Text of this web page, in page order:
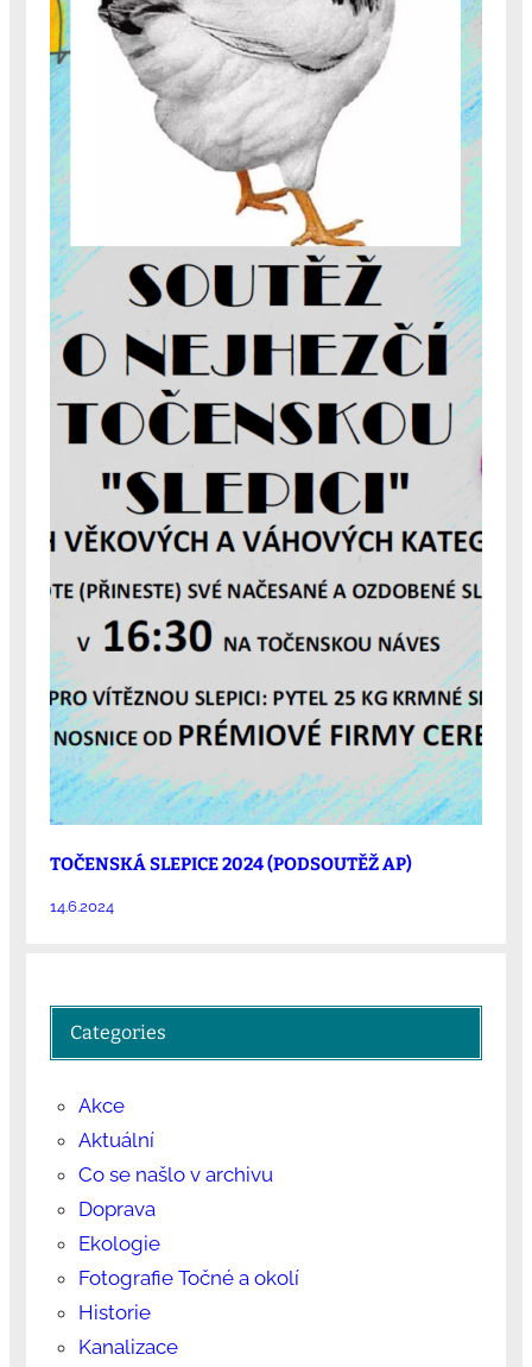
TOČENSKÁ SLEPICE 2024 (PODSOUTĚŽ AP)
14.6.2024
Categories
Akce
Aktuální
Co se našlo v archivu
Doprava
Ekologie
Fotografie Točné a okolí
Historie
Kanalizace